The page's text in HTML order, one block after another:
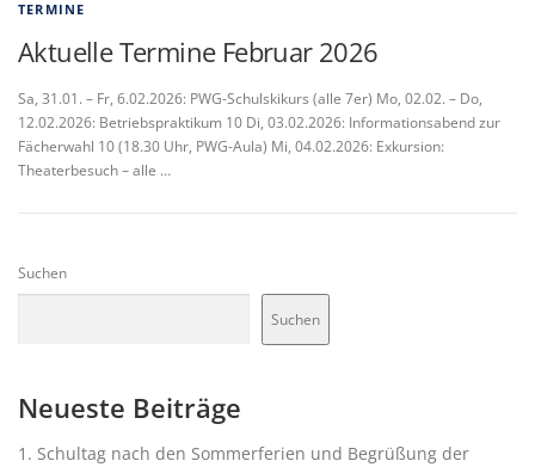
TERMINE
Aktuelle Termine Februar 2026
Sa, 31.01. – Fr, 6.02.2026: PWG-Schulskikurs (alle 7er) Mo, 02.02. – Do,
12.02.2026: Betriebspraktikum 10 Di, 03.02.2026: Informationsabend zur
Fächerwahl 10 (18.30 Uhr, PWG-Aula) Mi, 04.02.2026: Exkursion:
Theaterbesuch – alle …
Suchen
Suchen
Neueste Beiträge
1. Schultag nach den Sommerferien und Begrüßung der